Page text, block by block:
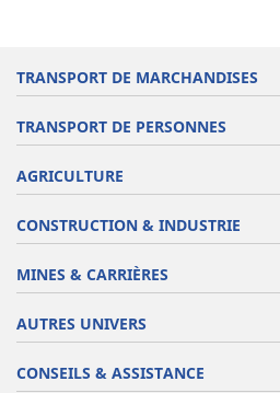
TRANSPORT DE MARCHANDISES
TRANSPORT DE PERSONNES
AGRICULTURE
CONSTRUCTION & INDUSTRIE
MINES & CARRIÈRES
AUTRES UNIVERS
CONSEILS & ASSISTANCE